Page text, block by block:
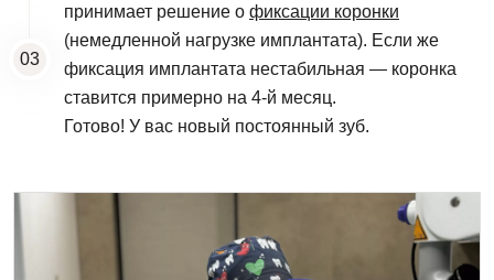
принимает решение о фиксации коронки
(немедленной нагрузке имплантата). Если же
фиксация имплантата нестабильная — коронка
ставится примерно на 4-й месяц.
Готово! У вас новый постоянный зуб.
Запись на прием
Задать вопрос
ФИО
Телефон
Клиника
Клиника Dental Way
Врач
Врач Dental Way